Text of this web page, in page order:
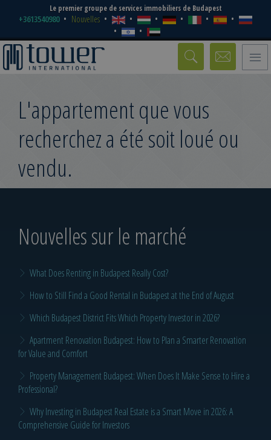
Le premier groupe de services immobiliers de Budapest
+3613540980 Nouvelles
Toggle
L'appartement que vous
recherchez a été soit loué ou
vendu.
Nouvelles sur le marché
What Does Renting in Budapest Really Cost?
How to Still Find a Good Rental in Budapest at the End of August
Which Budapest District Fits Which Property Investor in 2026?
Apartment Renovation Budapest: How to Plan a Smarter Renovation
for Value and Comfort
Property Management Budapest: When Does It Make Sense to Hire a
Professional?
Why Investing in Budapest Real Estate is a Smart Move in 2026: A
Comprehensive Guide for Investors